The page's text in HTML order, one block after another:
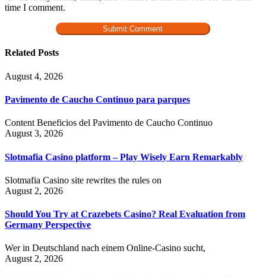
time I comment.
Related Posts
August 4, 2026
Pavimento de Caucho Continuo para parques
Content Beneficios del Pavimento de Caucho Continuo
August 3, 2026
Slotmafia Casino platform – Play Wisely Earn Remarkably
Slotmafia Casino site rewrites the rules on
August 2, 2026
Should You Try at Crazebets Casino? Real Evaluation from
Germany Perspective
Wer in Deutschland nach einem Online-Casino sucht,
August 2, 2026